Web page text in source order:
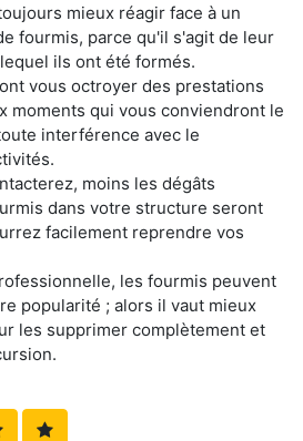
mieux réagir face à un
fourmis, parce qu'il s'agit de leur
ils ont été formés.
vous octroyer des prestations
moments qui vous conviendront le
interférence avec le
moins les dégâts
dans votre structure seront
facilement reprendre vos
les fourmis peuvent
popularité ; alors il vaut mieux
les supprimer complètement et